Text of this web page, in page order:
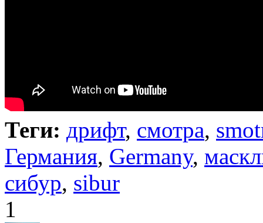
Теги: дрифт, смотра,
Германия, Germany,
сибур, sibur
1